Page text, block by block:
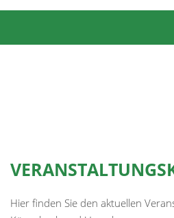
Hier finden Sie den aktuellen